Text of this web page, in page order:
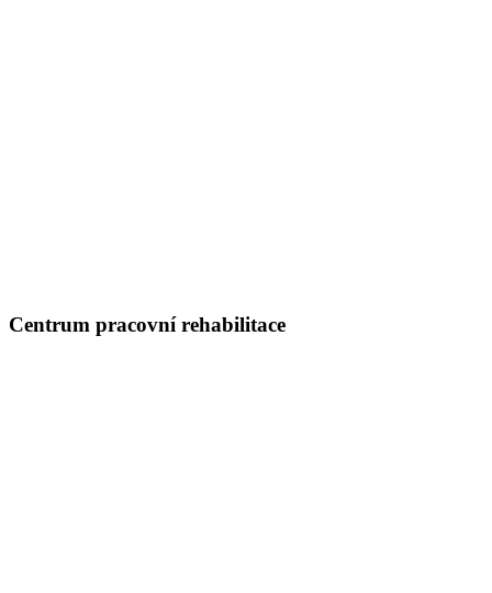
Centrum pracovní rehabilitace